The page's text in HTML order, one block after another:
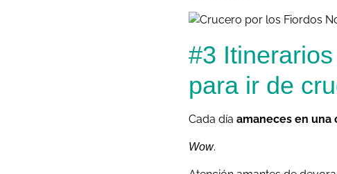
#3
para ir de
Cada día amaneces en una
Wow.